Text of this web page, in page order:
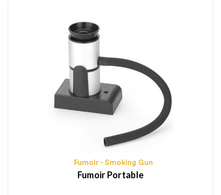
Fumoir - Smoking Gun
Fumoir Portable